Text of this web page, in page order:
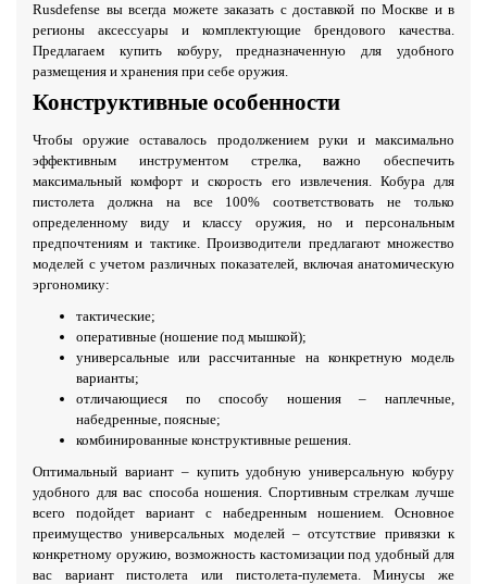
Rusdefense вы всегда можете заказать с доставкой по Москве и в
регионы аксессуары и комплектующие брендового качества.
Предлагаем купить кобуру, предназначенную для удобного
размещения и хранения при себе оружия.
Конструктивные особенности
Чтобы оружие оставалось продолжением руки и максимально
эффективным инструментом стрелка, важно обеспечить
максимальный комфорт и скорость его извлечения. Кобура для
пистолета должна на все 100% соответствовать не только
определенному виду и классу оружия, но и персональным
предпочтениям и тактике. Производители предлагают множество
моделей с учетом различных показателей, включая анатомическую
эргономику:
тактические;
оперативные (ношение под мышкой);
универсальные или рассчитанные на конкретную модель
варианты;
отличающиеся по способу ношения – наплечные,
набедренные, поясные;
комбинированные конструктивные решения.
Оптимальный вариант – купить удобную универсальную кобуру
удобного для вас способа ношения. Спортивным стрелкам лучше
всего подойдет вариант с набедренным ношением. Основное
преимущество универсальных моделей – отсутствие привязки к
конкретному оружию, возможность кастомизации под удобный для
вас вариант пистолета или пистолета-пулемета. Минусы же